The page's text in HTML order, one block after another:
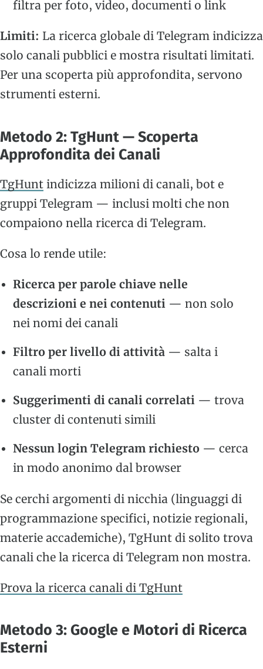
filtra per foto, video, documenti o link
Limiti: La ricerca globale di Telegram indicizza
solo canali pubblici e mostra risultati limitati.
Per una scoperta più approfondita, servono
strumenti esterni.
Metodo 2: TgHunt — Scoperta
Approfondita dei Canali
TgHunt indicizza milioni di canali, bot e
gruppi Telegram — inclusi molti che non
compaiono nella ricerca di Telegram.
Cosa lo rende utile:
Ricerca per parole chiave nelle
descrizioni e nei contenuti — non solo
nei nomi dei canali
Filtro per livello di attività — salta i
canali morti
Suggerimenti di canali correlati — trova
cluster di contenuti simili
Nessun login Telegram richiesto — cerca
in modo anonimo dal browser
Se cerchi argomenti di nicchia (linguaggi di
programmazione specifici, notizie regionali,
materie accademiche), TgHunt di solito trova
canali che la ricerca di Telegram non mostra.
Prova la ricerca canali di TgHunt
Metodo 3: Google e Motori di Ricerca
Esterni